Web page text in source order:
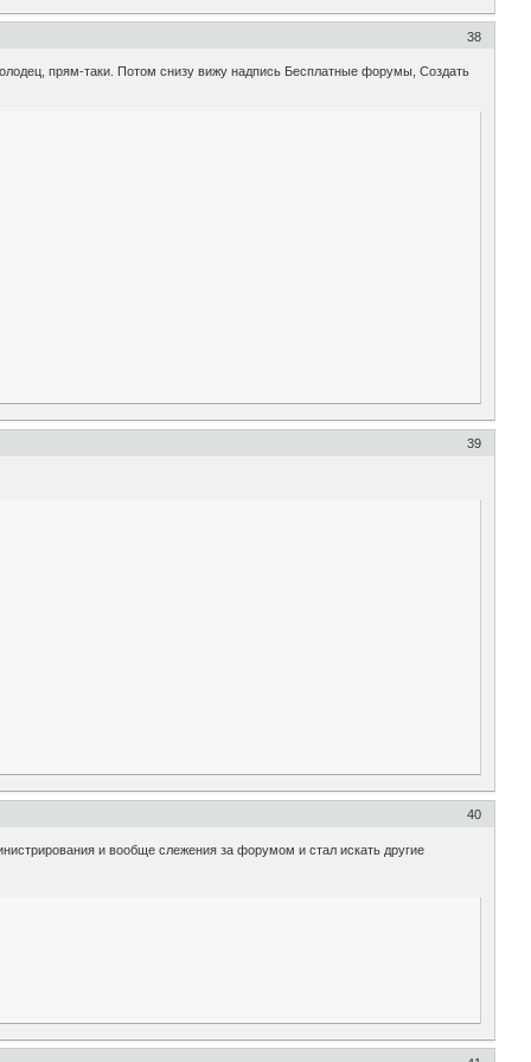
38
прям-таки. Потом снизу вижу надпись Бесплатные форумы, Создать
39
40
и вообще слежения за форумом и стал искать другие